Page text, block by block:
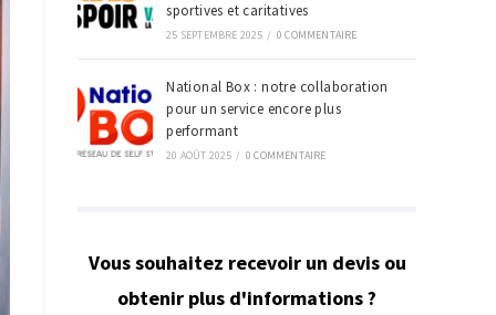
sportives et caritatives
25 SEPTEMBRE 2025 / 0 COMMENTAIRE
National Box : notre collaboration
pour un service encore plus
performant
20 AOÛT 2025 / 0 COMMENTAIRE
Vous souhaitez recevoir un devis ou
obtenir plus d'informations ?